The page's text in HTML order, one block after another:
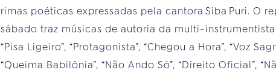
rimas poéticas expressadas pela cantora Siba Puri. O
sábado traz músicas de autoria da multi-instrumentista:
“Pisa Ligeiro”, “Protagonista”, “Chegou a Hora”, “Voz
“Queima Babilônia”, “Não Ando Só”, “Direito Oficial”,